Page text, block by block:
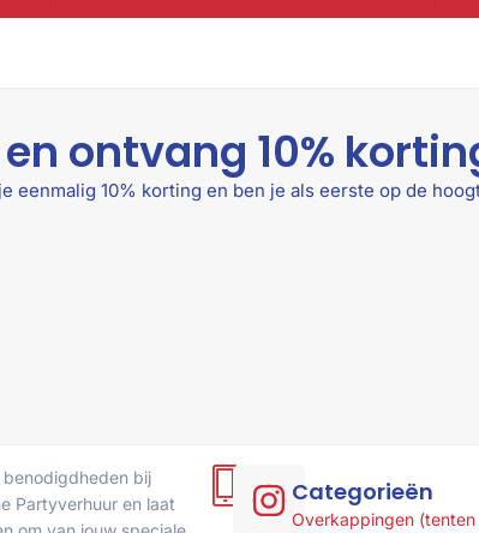
benodigdheden bij
Partyverhuur en laat
of
Categorieën
Overkappingen (tenten
ontvang 10%
eenmalig 10% korting en ben je als eerste op de